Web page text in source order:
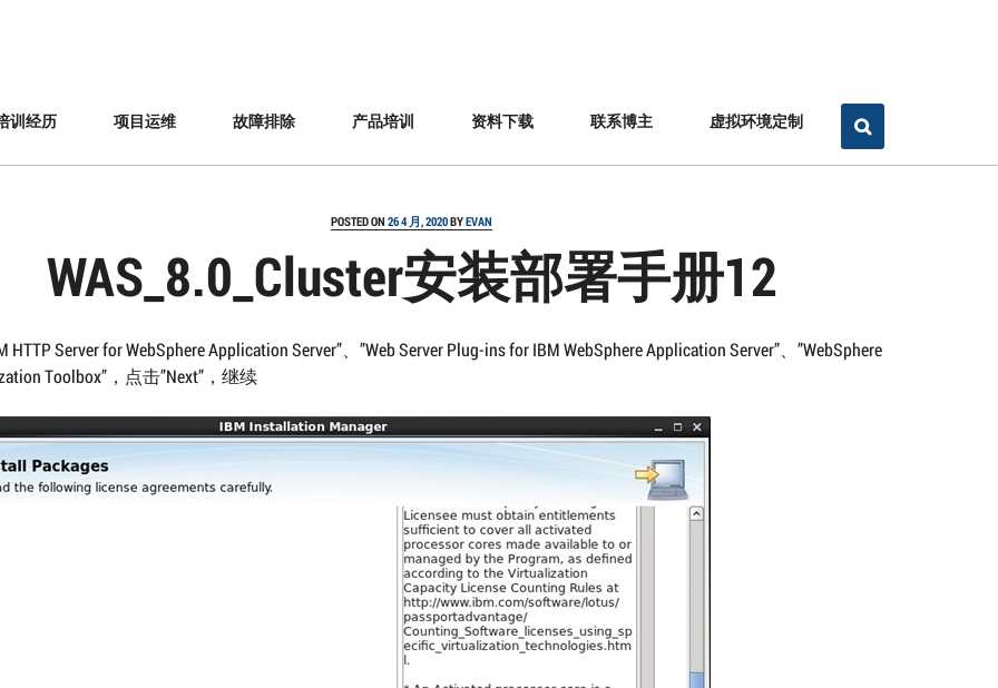
训经历 项目运维 故障排除 产品培训 资料下载 联系博主 虚拟环境定制
POSTED ON26 4 月, 2020BYEVAN
WAS_8.0_Cluster安装部署手册12
HTTP Server for WebSphere Application Server”、”Web Server Plug-ins for IBM WebSphere Application Server”、”WebSphere
Toolbox”，点击”Next”，继续